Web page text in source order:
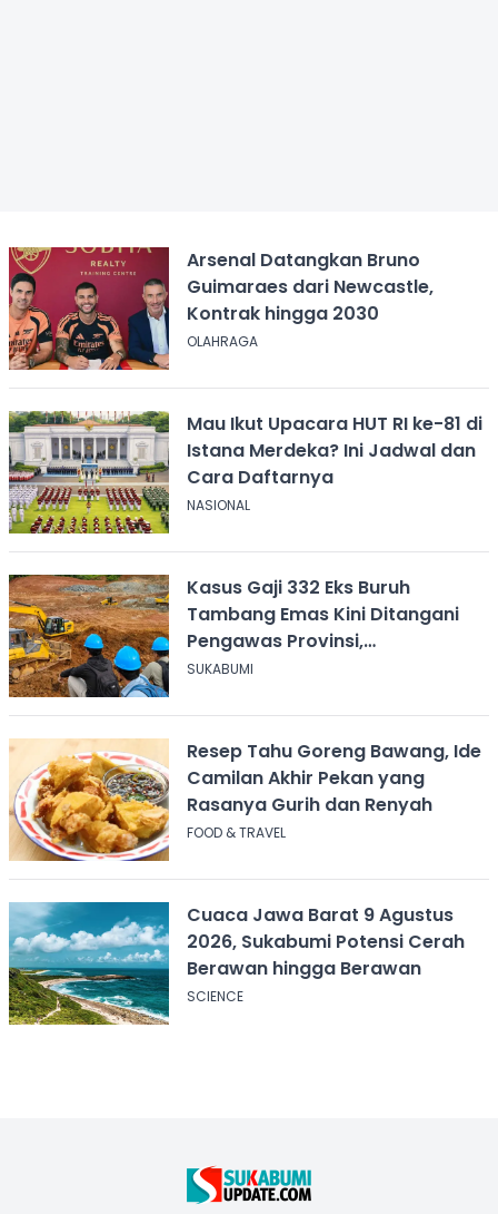
Arsenal Datangkan Bruno
Guimaraes dari Newcastle,
Kontrak hingga 2030
OLAHRAGA
Mau Ikut Upacara HUT RI ke-81 di
Istana Merdeka? Ini Jadwal dan
Cara Daftarnya
NASIONAL
Kasus Gaji 332 Eks Buruh
Tambang Emas Kini Ditangani
Pengawas Provinsi,
Disnakertrans Sukabumi Terus
SUKABUMI
Resep Tahu Goreng Bawang, Ide
Camilan Akhir Pekan yang
Rasanya Gurih dan Renyah
FOOD & TRAVEL
Cuaca Jawa Barat 9 Agustus
2026, Sukabumi Potensi Cerah
Berawan hingga Berawan
SCIENCE